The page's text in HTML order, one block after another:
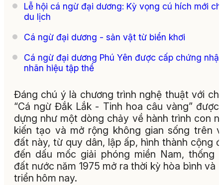
Lễ hội cá ngừ đại dương: Kỳ vọng cú hích mới
du lịch
Cá ngừ đại dương - sản vật từ biển khơi
Cá ngừ đại dương Phú Yên được cấp chứng
nhãn hiệu tập thể
Đáng chú ý là chương trình nghệ thuật với
“Cá ngừ Đắk Lắk - Tinh hoa câu vàng” được
dựng như một dòng chảy về hành trình con
kiến tạo và mở rộng không gian sống trên
đất này, từ quy dân, lập ấp, hình thành cộng
đến dấu mốc giải phóng miền Nam, thống
đất nước năm 1975 mở ra thời kỳ hòa bình và
triển hôm nay.